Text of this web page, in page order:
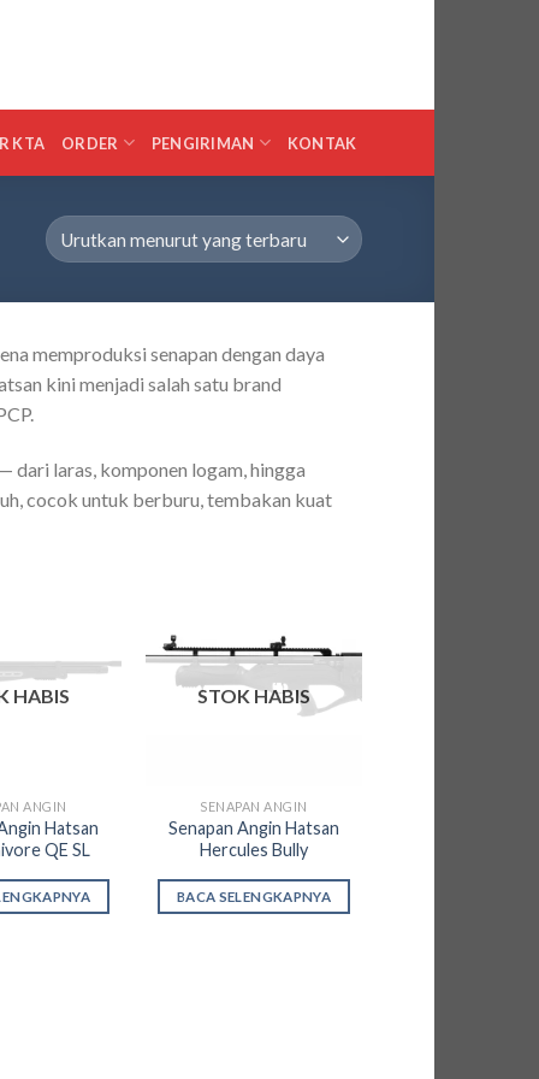
KTA ORDER PENGIRIMAN KONTAK
memproduksi senapan dengan daya
kini menjadi salah satu brand
dari laras, komponen logam, hingga
cocok untuk berburu, tembakan kuat
wishlist
HABIS
ANGIN
Hatsan
QE SL
Add to
wishlist
STOK HABIS
SENAPAN ANGIN
Senapan Angin Hatsan
Hercules Bully
BACA SELENGKAPNYA